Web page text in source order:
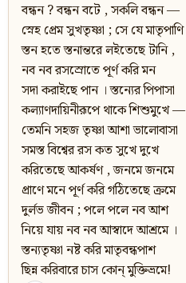
বন্ধন ? বন্ধন বটে , সকলি বন্ধন —
স্নেহ প্রেম সুখতৃষ্ণা ; সে যে মাতৃপাণি
স্তন হতে স্তনান্তরে লইতেছে টানি ,
নব নব রসস্রোতে পূর্ণ করি মন
সদা করাইছে পান । স্তন্যের পিপাসা
কল্যাণদায়িনীরূপে থাকে শিশুমুখে —
তেমনি সহজ তৃষ্ণা আশা ভালোবাসা
সমস্ত বিশ্বের রস কত সুখে দুখে
করিতেছে আকর্ষণ , জনমে জনমে
প্রাণে মনে পূর্ণ করি গঠিতেছে ক্রমে
দুর্লভ জীবন ; পলে পলে নব আশ
নিয়ে যায় নব নব আস্বাদে আশ্রমে ।
স্তন্যতৃষ্ণা নষ্ট করি মাতৃবন্ধপাশ
ছিন্ন করিবারে চাস কোন্‌ মুক্তিভ্রমে!